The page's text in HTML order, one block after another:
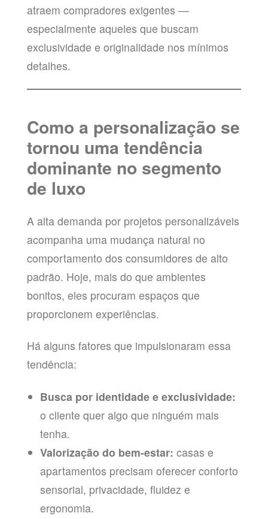
atraem compradores exigentes —
especialmente aqueles que buscam
exclusividade e originalidade nos mínimos
detalhes.
Como a personalização se
tornou uma tendência
dominante no segmento
de luxo
A alta demanda por projetos personalizáveis
acompanha uma mudança natural no
comportamento dos consumidores de alto
padrão. Hoje, mais do que ambientes
bonitos, eles procuram espaços que
proporcionem experiências.
Há alguns fatores que impulsionaram essa
tendência:
Busca por identidade e exclusividade:
o cliente quer algo que ninguém mais
tenha.
Valorização do bem-estar: casas e
apartamentos precisam oferecer conforto
sensorial, privacidade, fluidez e
ergonomia.